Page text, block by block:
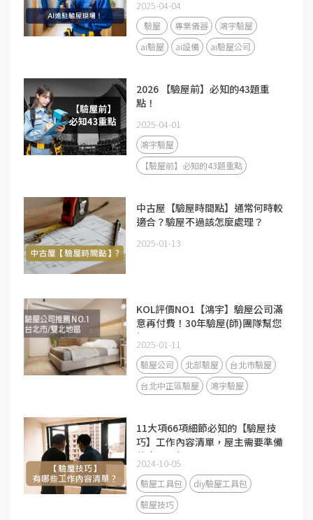
2025-04-04
驗屋 專業儀器
鴻宇驗屋
ai驗屋
ai設備 ai驗屋公司
2026 【驗屋前】必知的43題重
點！
2025-04-01
鴻宇驗屋
【驗屋前】必知的43題重點
中古屋【驗屋時間點】通常何時較
適合？驗屋不過該怎麼處理？
2025-01-13
KOL評價NO1【鴻宇】驗屋公司滿
意再付費！30年驗屋(師)團隊幫您
把關
2025-01-11
驗屋公司 北部驗屋
台北市驗屋
台北中正區驗屋
鴻宇驗屋
11大項66項細節必知的【驗屋技
巧】工作內容清單，屋主需要準備
什麼工具包嗎？
2024-10-05
驗屋工具包
diy驗屋工具包
驗屋技巧